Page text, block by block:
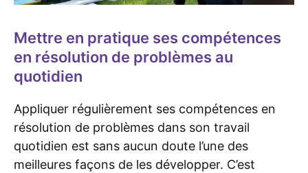
Mettre en pratique ses compétences
en résolution de problèmes au
quotidien
Appliquer régulièrement ses compétences en
résolution de problèmes dans son travail
quotidien est sans aucun doute l’une des
meilleures façons de les développer. C’est